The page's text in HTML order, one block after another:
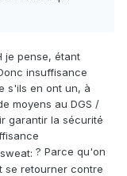
je pense, étant
insuffisance
s'ils en ont un, à
moyens au DGS /
garantir la sécurité
? Parce qu'on
se retourner contre